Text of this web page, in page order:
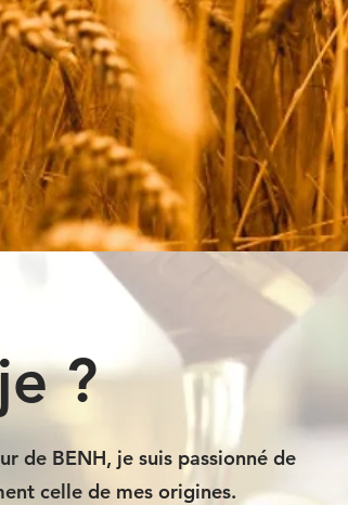
?
de BENH, je suis passionné de
celle de mes origines.